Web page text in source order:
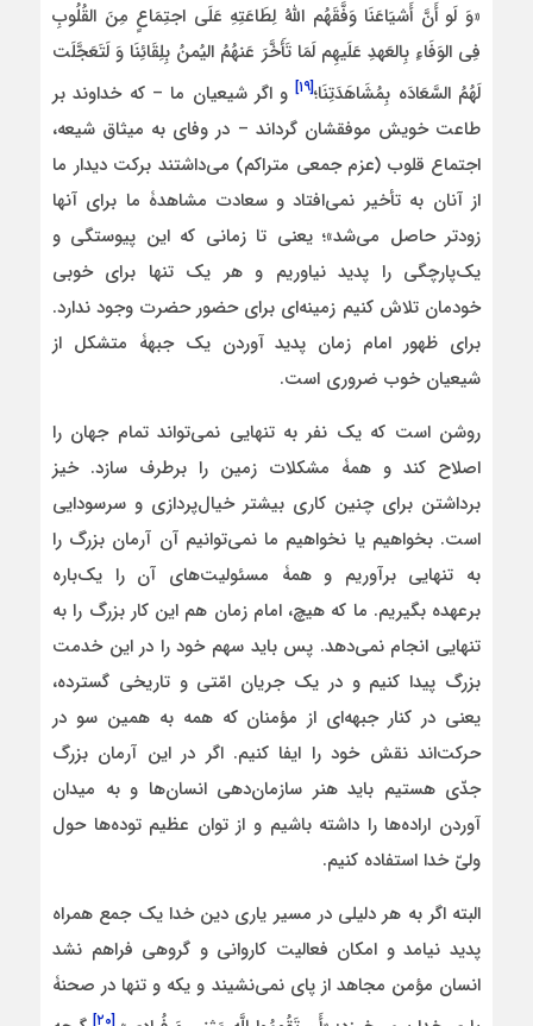
«وَ لَو أَنَّ أَشیَاعَنَا وَفَّقَهُم اللَّهُ لِطَاعَتِهِ عَلَی اجتِمَاعٍ مِنَ القُلُوبِ
فِی الوَفَاءِ بِالعَهدِ عَلَیهِم لَمَا تَأَخَّرَ عَنهُمُ الیُمنُ بِلِقَائِنَا وَ لَتَعَجَّلَت
لَهُمُ السَّعَادَه بِمُشَاهَدَتِنَا؛[۱۹]
و اگر شیعیان ما – که خداوند بر
طاعت خویش موفقشان گرداند – در وفای به میثاق شیعه،
اجتماع قلوب (عزم جمعی متراکم) می‌داشتند برکت دیدار ما
از آنان به تأخیر نمی‌افتاد و سعادت مشاهدۀ ما برای آنها
زودتر حاصل می‌شد»؛ یعنی تا زمانی که این پیوستگی و
یک‌پارچگی را پدید نیاوریم و هر یک تنها برای خوبی
خودمان تلاش کنیم زمینه‌ای برای حضور حضرت وجود ندارد.
برای ظهور امام زمان پدید آوردن یک جبهۀ متشکل از
شیعیان خوب ضروری است.
روشن است که یک نفر به تنهایی نمی‌تواند تمام جهان را
اصلاح کند و همۀ مشکلات زمین را برطرف سازد. خیز
برداشتن برای چنین کاری بیشتر خیال‌پردازی و سرسودایی
است. بخواهیم یا نخواهیم ما نمی‌توانیم آن آرمان بزرگ را
به تنهایی برآوریم و همۀ مسئولیت‌های آن را یک‌باره
برعهده بگیریم. ما که هیچ، امام زمان هم این کار بزرگ را به
تنهایی انجام نمی‌دهد. پس باید سهم خود را در این خدمت
بزرگ پیدا کنیم و در یک جریان امّتی و تاریخی گسترده،
یعنی در کنار جبهه‌ای از مؤمنان که همه به همین سو در
حرکت‌اند نقش خود را ایفا کنیم. اگر در این آرمان بزرگ
جدّی هستیم باید هنر سازمان‌دهی انسان‌ها و به میدان
آوردن اراده‌ها را داشته باشیم و از توان عظیم توده‌ها حول
ولیّ خدا استفاده کنیم.
البته اگر به هر دلیلی در مسیر یاری دین خدا یک جمع همراه
پدید نیامد و امکان فعالیت کاروانی و گروهی فراهم نشد
انسان مؤمن مجاهد از پای نمی‌نشیند و یکه و تنها در صحنۀ
[۲۰]